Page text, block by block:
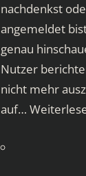
nachdenkst
angemeldet
genau
Nutzer
nicht mehr
auf…